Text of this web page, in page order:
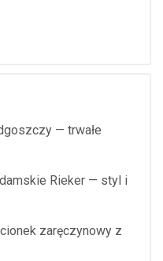
— trwałe
Rieker — styl i
zaręczynowy z